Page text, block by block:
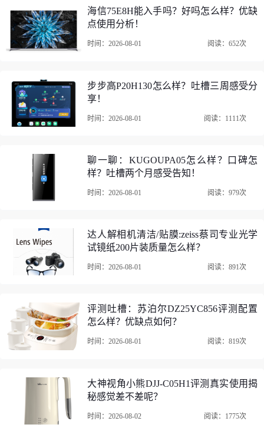
2、美的MB-CFB4081H电饭煲外形外观：非常美观大方！锅
给退休同事，到货后感觉被种草。电饭煲的整体非常圆润大
方，符合国人审美标准。美的电饭煲是真的美啊！符合国人
的审美那是相当的漂亮，玻璃面板很好护理。比想象的稍
海信75E8H能入手吗？好吗怎么样？优缺
点使用分析！
时间：2026-08-01 阅读：652次
步步高P20H130怎么样？吐槽三周感受分
享！
时间：2026-08-01 阅读：1111次
聊一聊：KUGOUPA05怎么样？口碑怎
样？吐槽两个月感受告知！
时间：2026-08-01 阅读：979次
达人解相机清洁/贴膜:zeiss蔡司专业光学
试镜纸200片装质量怎么样？
时间：2026-08-01 阅读：891次
评测吐槽：苏泊尔DZ25YC856评测配置
怎么样？优缺点如何？
时间：2026-08-01 阅读：819次
大神视角小熊DJJ-C05H1评测真实使用揭
秘感觉差不差呢？
时间：2026-08-02 阅读：1775次